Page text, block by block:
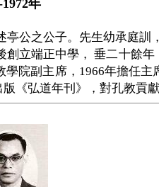
1972年
公之公子。先生幼承庭訓
立端正中學， 垂二十餘
院副主席，1966年擔任主
《弘道年刊》，對孔教貢獻